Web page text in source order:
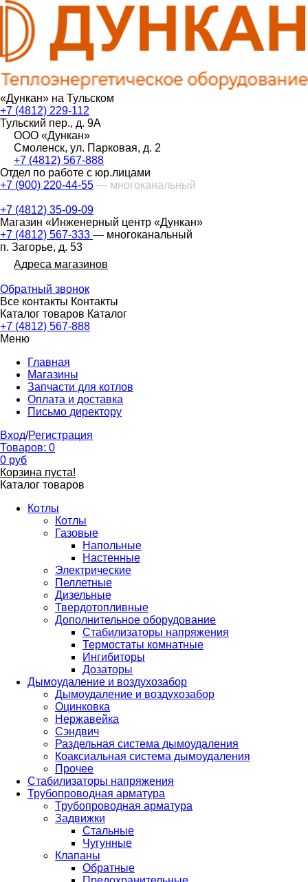
«Дункан» на Тульском
+7 (4812) 229-112
Тульский пер., д. 9А
ООО «Дункан»
Смоленск, ул. Парковая, д. 2
+7 (4812) 567-888
Отдел по работе с юр.лицами
+7 (900) 220-44-55 — многоканальный
+7 (4812) 35-09-09
Магазин «Инженерный центр «Дункан»
+7 (4812) 567-333 — многоканальный
п. Загорье, д. 53
Адреса магазинов
Обратный звонок
Все контакты Контакты
Каталог товаров Каталог
+7 (4812) 567-888
Меню
Главная
Магазины
Запчасти для котлов
Оплата и доставка
Письмо директору
Вход/Регистрация
Товаров: 0
0 руб
Корзина пуста!
Каталог товаров
Котлы
Котлы
Газовые
Напольные
Настенные
Электрические
Пеллетные
Дизельные
Твердотопливные
Дополнительное оборудование
Стабилизаторы напряжения
Термостаты комнатные
Ингибиторы
Дозаторы
Дымоудаление и воздухозабор
Дымоудаление и воздухозабор
Оцинковка
Нержавейка
Сэндвич
Раздельная система дымоудаления
Коаксиальная система дымоудаления
Прочее
Стабилизаторы напряжения
Трубопроводная арматура
Трубопроводная арматура
Задвижки
Стальные
Чугунные
Клапаны
Обратные